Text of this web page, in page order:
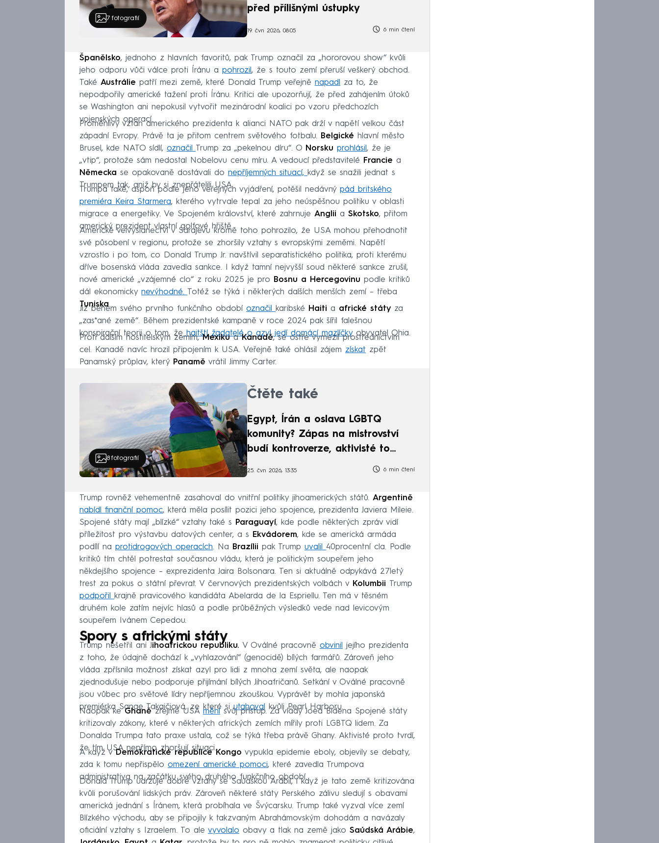
7 fotografií
před přílišnými ústupky
19. čvn 2026, 08:05 6 min čtení
Španělsko, jednoho z hlavních favoritů, pak Trump označil za „hororovou show“ kvůli
jeho odporu vůči válce proti Íránu a pohrozil , že s touto zemí přeruší veškerý obchod.
Také Austrálie patří mezi země, které Donald Trump veřejně napadl
za to, že
nepodpořily americké tažení proti Íránu. Kritici ale upozorňují, že před zahájením útoků
se Washington ani nepokusil vytvořit mezinárodní koalici po vzoru předchozích
vojenských operací.
Proměnlivý vztah amerického prezidenta k alianci NATO pak drží v napětí velkou část
západní Evropy. Právě ta je přitom centrem světového fotbalu. Belgické hlavní město
Brusel, kde NATO sídlí, označil Trump za „pekelnou díru“. O Norsku prohlásil , že je
„vtip“, protože sám nedostal Nobelovu cenu míru. A vedoucí představitelé
Francie a
Německa se opakovaně dostávali do nepříjemných situací, když se snažili jednat s
Trumpem tak, aniž by si znepřátelili USA.
Trumpa také, aspoň podle jeho veřejných vyjádření, potěšil nedávný pád britského
premiéra Keira Starmera, kterého vytrvale tepal za jeho neúspěšnou politiku v oblasti
migrace a energetiky. Ve Spojeném království, které zahrnuje Anglii a Skotsko, přitom
americký prezident vlastní golfové hřiště.
Americké velvyslanectví v Sarajevu kromě toho pohrozilo, že USA mohou přehodnotit
své působení v regionu, protože se zhoršily vztahy s evropskými zeměmi. Napětí
vzrostlo i po tom, co Donald Trump Jr. navštívil separatistického politika, proti kterému
dříve bosenská vláda zavedla sankce. I když tamní nejvyšší soud některé sankce zrušil,
nové americké „vzájemné clo“ z roku 2025 je pro
Bosnu a Hercegovinu podle kritiků
dál ekonomicky nevýhodné. Totéž se týká i některých dalších menších zemí – třeba
Tuniska.
Již během svého prvního funkčního období označil karibské Haiti a africké státy za
„zas*ané země“. Během prezidentské kampaně v roce 2024 pak šířil falešnou
konspirační teorii o tom, že haitští žadatelé o azyl jedí domácí mazlíčkyobyvatel Ohia.
Proti dalším hostitelským zemím,MexikuaKanadě, se ostře vymezil prostřednictvím
cel. Kanadě navíc hrozil připojením k USA. Veřejně také ohlásil zájem získat zpět
Panamský průplav, který Panamě vrátil Jimmy Carter.
8fotografií
Čtěte také
Egypt, Írán a oslava LGBTQ
komunity? Zápas na mistrovství
budí kontroverze, aktivisté to
25. čvn 2026, 13:35 6 min čtení
Trump rovněž vehementně zasahoval do vnitřní politiky jihoamerických států. Argentině
nabídl finanční pomoc, která měla posílit pozici jeho spojence, prezidenta Javiera Mileie.
Spojené státy mají „blízké“ vztahy také s
Paraguayí, kde podle některých zpráv vidí
příležitost pro výstavbu datových center, a s
Ekvádorem, kde se americká armáda
podílí na protidrogových operacích. Na Brazílii pak Trump uvalil 40procentní cla. Podle
kritiků tím chtěl potrestat současnou vládu, která je politickým soupeřem jeho
někdejšího spojence – exprezidenta Jaira Bolsonara. Ten si aktuálně odpykává 27letý
trest za pokus o státní převrat. V červnových prezidentských volbách v Kolumbii Trump
podpořil
krajně pravicového kandidáta Abelarda de la Espriellu. Ten má v těsném
druhém kole zatím nejvíc hlasů a podle průběžných výsledků vede nad levicovým
soupeřem Ivánem Cepedou.
Spory s africkými státy
Trump nešetřil ani Jihoafrickou republiku. V Oválné pracovně obvinil
jejího prezidenta
z toho, že údajně dochází k „vyhlazování“ (genocidě) bílých farmářů. Zároveň jeho
vláda zpřísnila možnost získat azyl pro lidi z mnoha zemí světa, ale naopak
zjednodušuje nebo podporuje přijímání bílých Jihoafričanů. Setkání v Oválné pracovně
jsou vůbec pro světové lídry nepříjemnou zkouškou. Vyprávět by mohla japonská
premiérka Sanae Takaičiová, ze které siutahoval kvůli Pearl Harboru.
Naopak keGhanězřejmě USA měnísvůj přístup. Za vlády Joea Bidena Spojené státy
kritizovaly zákony, které v některých afrických zemích mířily proti LGBTQ lidem. Za
Donalda Trumpa tato praxe ustala, což se týká třeba právě Ghany. Aktivisté proto tvrdí,
že tím USA nepřímo zhoršují situaci.
A když vDemokratické republice Kongo vypukla epidemie eboly, objevily se debaty,
zda k tomu nepřispělo omezení americké pomoci, které zavedla Trumpova
administrativa na začátku svého druhého funkčního období.
Donald Trump udržuje dobré vztahy se Saúdskou Arábií, i když je tato země kritizována
kvůli porušování lidských práv. Zároveň některé státy Perského zálivu sledují s obavami
americká jednání s Íránem, která probíhala ve Švýcarsku. Trump také vyzval více zemí
Blízkého východu, aby se připojily k takzvaným Abrahámovským dohodám a navázaly
oficiální vztahy s Izraelem. To ale vyvolalo obavy a tlak na země jako Saúdská Arábie,